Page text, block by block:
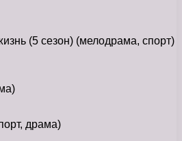
(5 сезон) (мелодрама, спорт)
драма)